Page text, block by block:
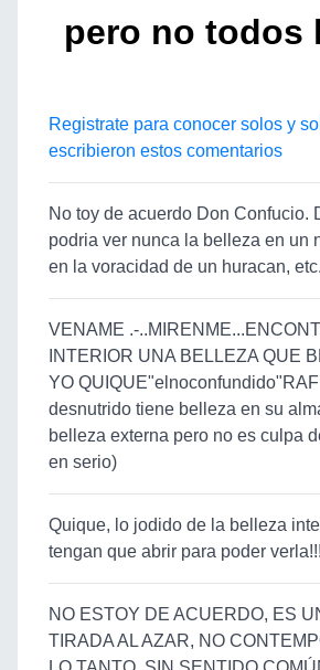
pero no todos
Registrate para conocer solos y
escribieron estos comentarios
No toy de acuerdo Don Confucio.
podria ver nunca la belleza en un
en la voracidad de un huracan,
VENAME .-
INTERIOR UNA BELLEZA QUE
YO
desnutrido tiene belleza en su
belleza externa pero no es culpa
en serio)
Quique, lo jodido de la belleza
tengan que abrir para poder
NO ESTOY DE ACUERDO, ES
TIRADA AL AZAR, NO